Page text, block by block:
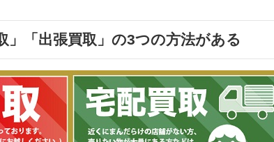
」「出張買取」の3つの方法がある